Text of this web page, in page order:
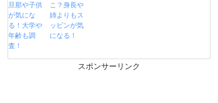
旦那や子供
が気にな
る！大学や
年齢も調
査！
こ？身長や
姉よりもス
ッピンが気
になる！
スポンサーリンク